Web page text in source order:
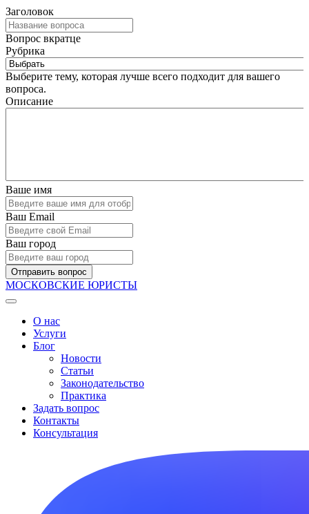
Заголовок
Вопрос вкратце
Рубрика
Выберите тему, которая лучше всего подходит для вашего
вопроса.
Описание
Ваше имя
Ваш Email
Ваш город
Отправить вопрос
МОСКОВСКИЕ ЮРИСТЫ
О нас
Услуги
Блог
Новости
Статьи
Законодательство
Практика
Задать вопрос
Контакты
Консультация